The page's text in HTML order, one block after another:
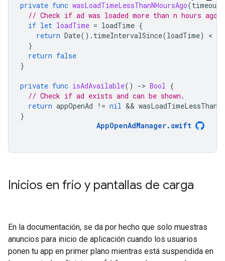
private func wasLoadTimeLessThanNHoursAgo(
// Check if ad was loaded more than n hours ago.
if let loadTime = loadTime {
return Date(). timeIntervalSince(loadTime) <
}
return false
}
private func isAdAvailable() -> Bool {
// Check if ad exists and can be shown.
return appOpenAd != nil &&
}
AppOpenAdManager.swift
Inicios en frío y pantallas de carga
En la documentación, se da por hecho que solo muestras
anuncios para inicio de aplicación cuando los usuarios
ponen tu app en primer plano mientras está suspendida en